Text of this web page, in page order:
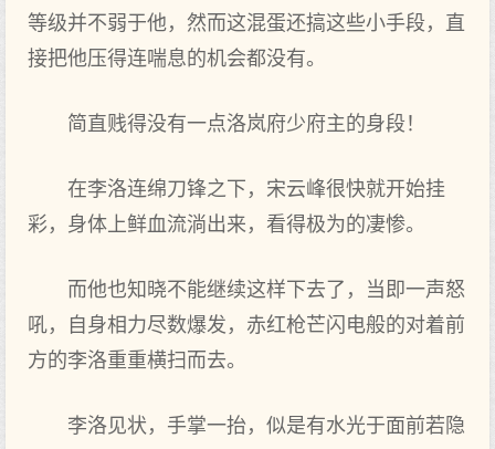
等级并不弱于他，然而这混蛋还搞这些小手段，直
接把他压得连喘息的机会都没有。
简直贱得没有一点洛岚府少府主的身段！
在李洛连绵刀锋之下，宋云峰很快就开始挂
彩，身体上鲜血流淌出来，看得极为的凄惨。
而他也知晓不能继续这样下去了，当即一声怒
吼，自身相力尽数爆发，赤红枪芒闪电般的对着前
方的李洛重重横扫而去。
李洛见状，手掌一抬，似是有水光于面前若隐